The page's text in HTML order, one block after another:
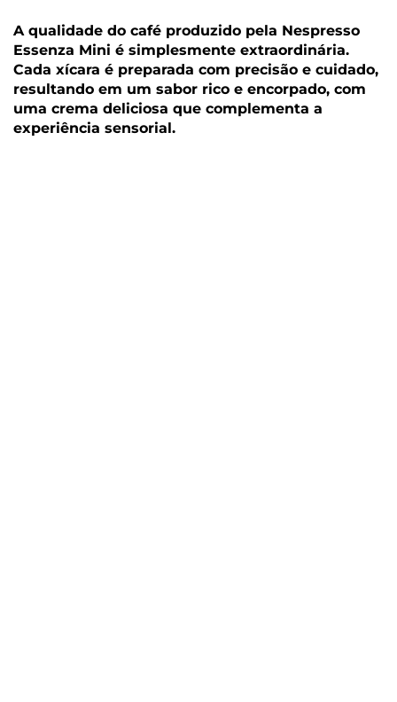
A qualidade do café produzido pela Nespresso
Essenza Mini é simplesmente extraordinária.
Cada xícara é preparada com precisão e cuidado,
resultando em um sabor rico e encorpado, com
uma crema deliciosa que complementa a
experiência sensorial.